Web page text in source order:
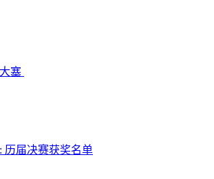
塞
历届决赛获奖名单